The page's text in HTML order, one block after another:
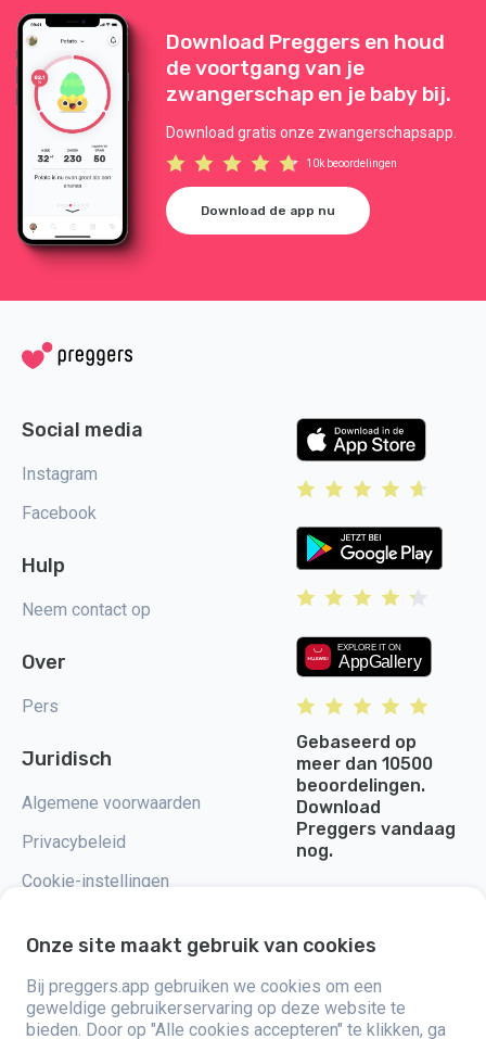
Download Preggers en houd
de voortgang van je
zwangerschap en je baby bij.
Download gratis onze zwangerschapsapp.
10k beoordelingen
Download de app nu
Social media
Instagram
Facebook
Hulp
Neem contact op
Over
Pers
Juridisch
Algemene voorwaarden
Privacybeleid
Cookie-instellingen
Gebaseerd op
meer dan 10500
beoordelingen.
Download
Preggers vandaag
nog.
Preggers, opgericht door het Zweedse app-studio Stroller AB in 2017,
heeft als doel het ouderschap te vereenvoudigen voor aanstaande en
nieuwe ouders wereldwijd. Met een divers team en samenwerkingen met
Onze site maakt gebruik van cookies
Bij preggers.app gebruiken we cookies om een
geweldige gebruikerservaring op deze website te
bieden. Door op "Alle cookies accepteren" te klikken, ga